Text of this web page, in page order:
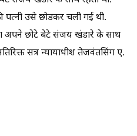
पत्नी उसे छोडकर चली गई थी.
अपने छोटे बेटे संजय खंडारे के साथ
सत्र न्यायाधीश तेजवंतसिंग ए.